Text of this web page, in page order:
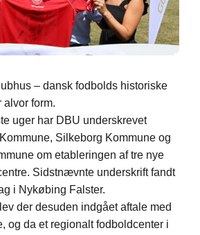
– dansk fodbolds historiske
alvor form.
uger har DBU underskrevet
Silkeborg Kommune og
om etableringen af tre nye
Sidstnævnte underskrift fandt
i Nykøbing Falster.
der desuden indgået aftale med
og da et regionalt fodboldcenter i